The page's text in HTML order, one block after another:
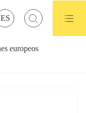
ES  
europeos